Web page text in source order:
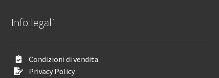
Info legali
Condizioni di vendita
Privacy Policy